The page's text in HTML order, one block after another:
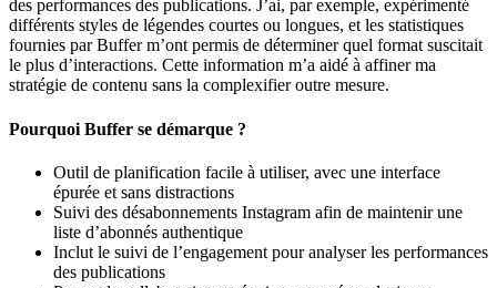
des performances des publications. J’ai, par exemple, expérimenté
différents styles de légendes courtes ou longues, et les statistiques
fournies par Buffer m’ont permis de déterminer quel format suscitait
le plus d’interactions. Cette information m’a aidé à affiner ma
stratégie de contenu sans la complexifier outre mesure.
Pourquoi Buffer se démarque ?
Outil de planification facile à utiliser, avec une interface
épurée et sans distractions
Suivi des désabonnements Instagram afin de maintenir une
liste d’abonnés authentique
Inclut le suivi de l’engagement pour analyser les performances
des publications